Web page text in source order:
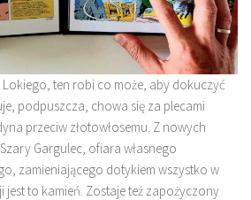
Lokiego, ten robi co może, aby dokuczyć
podpuszcza, chowa się za plecami
przeciw złotowłosemu. Z nowych
Gargulec, ofiara własnego
zamieniającego dotykiem wszystko w
jest to kamień. Zostaje też zapożyczony